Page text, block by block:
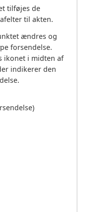
tilføjes de
til akten.
ændres og
forsendelse.
ikonet i midten af
indikerer den